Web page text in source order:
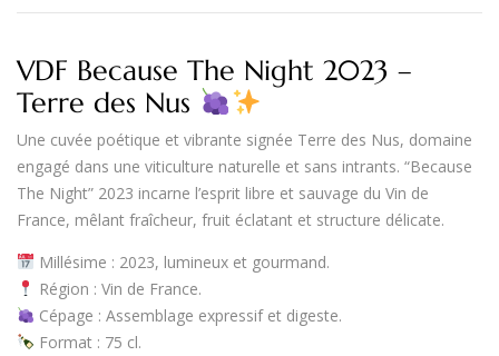
VDF Because The Night 2023 –
Terre des Nus
Une cuvée poétique et vibrante signée Terre des Nus, domaine
engagé dans une viticulture naturelle et sans intrants. “Because
The Night” 2023 incarne l’esprit libre et sauvage du Vin de
France, mêlant fraîcheur, fruit éclatant et structure délicate.
Millésime : 2023, lumineux et gourmand.
Région : Vin de France.
Cépage : Assemblage expressif et digeste.
Format: 75 cl.